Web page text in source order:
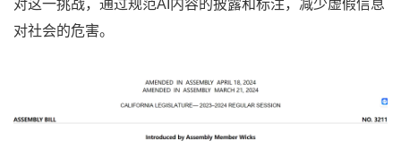
对这一挑战，通过规范AI内容的披露和标注，减少虚假信息
对社会的危害。